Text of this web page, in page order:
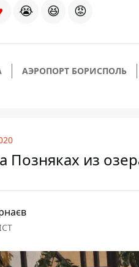
😭 😆 😡
АЭРОПОРТ БОРИСПОЛЬ
Позняках из